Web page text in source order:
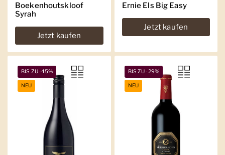
Boekenhoutskloof
Syrah
Jetzt kaufen
Ernie Els Big Easy
Jetzt kaufen
BIS ZU -45%
NEU
BIS ZU -29%
NEU